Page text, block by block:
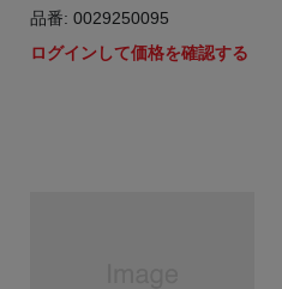
品番: 0029250095
ログインして価格を確認する